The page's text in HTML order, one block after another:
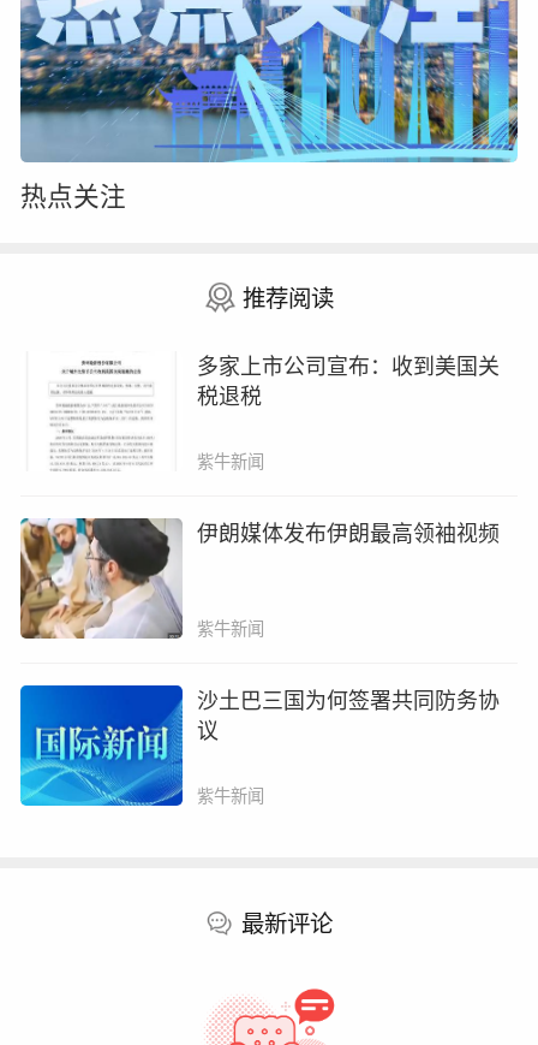
“此轮降雨过程也会影响北方地区，如陕西、山
西、河南、河北、山东等地先后将有中到大雨，
局地暴雨。28日之后，降雨强度减弱，影响范围
缩小。”盛杰说。
盛杰提醒，上述受影响地区发生地质灾害的气象
坡、陡崖（坎）等高风险地带逗留。
做好夏收夏种，防范农田渍涝影响
目前，江汉、江淮等地小麦处于成熟收获期，油
“强降雨容易造成低洼农田渍涝，加上大风和强对
流天气将引起局地植株倒伏，导致机收作业困
难。”盛杰说，江南北部等地强降雨及对流天气不
喜湿病虫害发生蔓延。
盛杰建议，江汉、江淮等地需及时疏通沟渠、排
涝散墒，避免积水渍涝导致小麦根系早衰和倒
设备调度，抓住降水间隙抢收成熟小麦和油菜。
无效分蘖、精准追肥促壮。
热点关注
推荐阅读
多家上市公司宣布：收到美国关
税退税
紫牛新闻
伊朗媒体发布伊朗最高领袖视频
紫牛新闻
沙土巴三国为何签署共同防务协
议
紫牛新闻
最新评论